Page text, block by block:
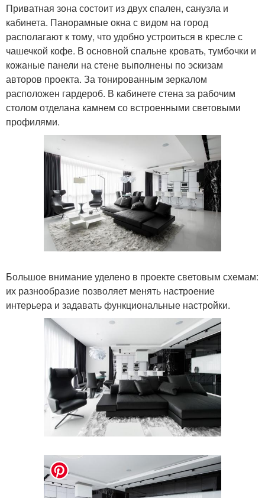
Приватная зона состоит из двух спален, санузла и
кабинета. Панорамные окна с видом на город
располагают к тому, что удобно устроиться в кресле с
чашечкой кофе. В основной спальне кровать, тумбочки и
кожаные панели на стене выполнены по эскизам
авторов проекта. За тонированным зеркалом
расположен гардероб. В кабинете стена за рабочим
столом отделана камнем со встроенными световыми
профилями.
Большое внимание уделено в проекте световым схемам:
их разнообразие позволяет менять настроение
интерьера и задавать функциональные настройки.